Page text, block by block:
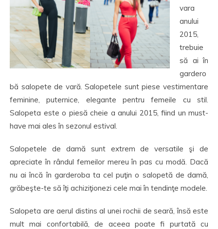
vara
anului
2015,
trebuie
să ai în
gardero
bă salopete de vară. Salopetele sunt piese vestimentare
feminine, puternice, elegante pentru femeile cu stil.
Salopeta este o piesă cheie a anului 2015, fiind un must-
have mai ales în sezonul estival.
Salopetele de damă sunt extrem de versatile şi de
apreciate în rândul femeilor mereu în pas cu modă. Dacă
nu ai încă în garderoba ta cel puţin o salopetă de damă,
grăbeşte-te să îţi achiziţionezi cele mai în tendinţe modele.
Salopeta are aerul distins al unei rochii de seară, însă este
mult mai confortabilă, de aceea poate fi purtată cu